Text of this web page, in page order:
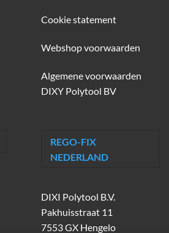
Cookie statement
Webshop voorwaarden
Algemene voorwaarden
DIXY Polytool BV
REGO-FIX
NEDERLAND
DIXI Polytool B.V.
Pakhuisstraat 11
7553 GX Hengelo